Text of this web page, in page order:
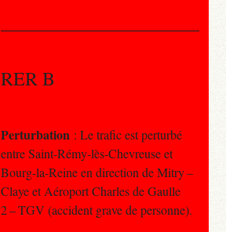
RER B
Perturbation : Le trafic est perturbé
entre Saint-Rémy-lès-Chevreuse et
Bourg-la-Reine en direction de Mitry –
Claye et Aéroport Charles de Gaulle
2 – TGV (accident grave de personne).